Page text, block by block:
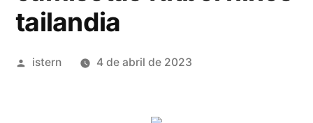
tailandia
Publicado
istern 4 de abril de 2023